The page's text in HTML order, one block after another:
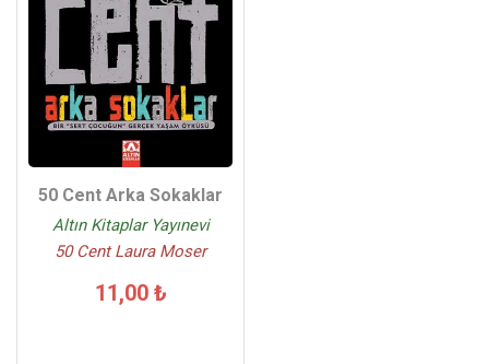
50 Cent Arka Sokaklar
Altın Kitaplar Yayınevi
50 Cent Laura Moser
11,00 ₺